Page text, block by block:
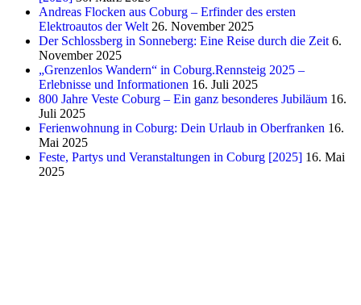
Andreas Flocken aus Coburg – Erfinder des ersten
Elektroautos der Welt 26. November 2025
Der Schlossberg in Sonneberg: Eine Reise durch die Zeit 6.
November 2025
„Grenzenlos Wandern“ in Coburg.Rennsteig 2025 –
Erlebnisse und Informationen 16. Juli 2025
800 Jahre Veste Coburg – Ein ganz besonderes Jubiläum 16.
Juli 2025
Ferienwohnung in Coburg: Dein Urlaub in Oberfranken 16.
Mai 2025
Feste, Partys und Veranstaltungen in Coburg [2025] 16. Mai
2025